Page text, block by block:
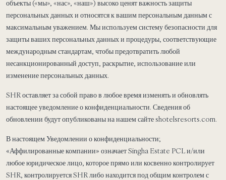
объекты («мы», «нас», «наш») высоко ценят важность защиты
персональных данных и относятся к вашим персональным данным с
максимальным уважением. Мы используем систему безопасности для
защиты ваших персональных данных и процедуры, соответствующие
международным стандартам, чтобы предотвратить любой
несанкционированный доступ, раскрытие, использование или
изменение персональных данных.
SHR оставляет за собой право в любое время изменять и обновлять
настоящее уведомление о конфиденциальности. Сведения об
обновлении будут опубликованы на нашем сайте shotelsresorts.com.
В настоящем Уведомлении о конфиденциальности;
«Аффилированные компании» означает Singha Estate PCL и/или
любое юридическое лицо, которое прямо или косвенно контролирует
SHR, контролируется SHR либо находится под общим контролем с